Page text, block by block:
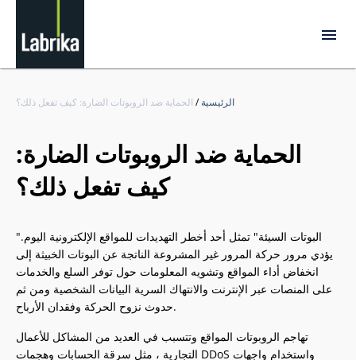
الرئيسية/ الحماية ضد الروبوتات الضارة: كيف تفعل ذلك؟
الحماية ضد الروبوتات الضارة:
كيف تفعل ذلك؟
"البوتات السيئة" تمثل أحد أخطر التهديدات للمواقع الإلكترونية اليوم.
يؤدي مرور حركة المرور غير المشروعة الناتجة عن البوتات الخبيثة إلى
انخفاض أداء المواقع وتشويه المعلومات حول توفر السلع والخدمات
على المنصات عبر الإنترنت والانتهاك السرية البيانات الشخصية ومن ثم
حدوث نزوح الحركة وفقدان الأرباح.
تهاجم الروبوتات المواقع وتتسبب في العديد من المشاكل للأعمال
التجارية ، مثل سرقة الحسابات وهجمات DDoS واستخدام واجهات